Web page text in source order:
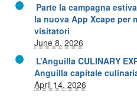
Parte la campagna
la nuova App Xcape per
visitatori
June 8, 2026
L’Anguilla CULINARY
Anguilla capitale
April 14, 2026